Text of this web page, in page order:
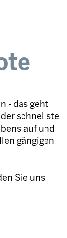
- das geht
schnellste
und
gängigen
Sie uns